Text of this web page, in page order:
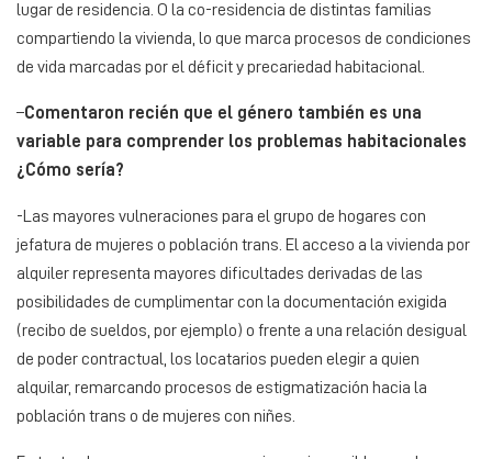
lugar de residencia. O la co-residencia de distintas familias
compartiendo la vivienda, lo que marca procesos de condiciones
de vida marcadas por el déficit y precariedad habitacional.
–Comentaron recién que el género también es una
variable para comprender los problemas habitacionales
¿Cómo sería?
-Las mayores vulneraciones para el grupo de hogares con
jefatura de mujeres o población trans. El acceso a la vivienda por
alquiler representa mayores dificultades derivadas de las
posibilidades de cumplimentar con la documentación exigida
(recibo de sueldos, por ejemplo) o frente a una relación desigual
de poder contractual, los locatarios pueden elegir a quien
alquilar, remarcando procesos de estigmatización hacia la
población trans o de mujeres con niñes.